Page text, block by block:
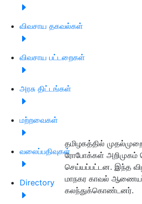
விவசாய தகவல்கள்
விவசாய பட்டறைகள்
அரசு திட்டங்கள்
மற்றவைகள்
வலைப்பதிவுகள்
Directory
தமிழகத்தில்
ரோபோக்கள் அறிமுகம்
செய்யப்பட்டன. இந்த
மாநகர காவல் ஆணையர்
கலந்துக்கொண்டனர்.